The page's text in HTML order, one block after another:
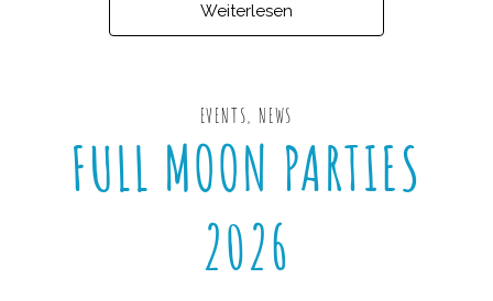
Weiterlesen
EVENTS, NEWS
FULL MOON PARTIES
2026